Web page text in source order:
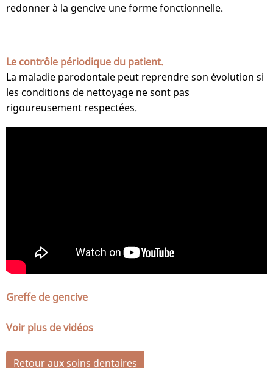
redonner à la gencive une forme fonctionnelle.
Le contrôle périodique du patient.
La maladie parodontale peut reprendre son évolution si
les conditions de nettoyage ne sont pas
rigoureusement respectées.
Greffe de gencive
Voir plus de vidéos
Retour aux soins dentaires